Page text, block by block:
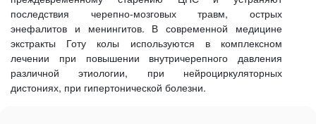
последствия черепно-мозговых травм, острых
энефалитов и менингитов. В современной медицине
экстракты Готу колы используются в комплексном
лечении при повышении внутричерепного давления
различной этиологии, при нейроциркуляторных
дистониях, при гипертонической болезни.